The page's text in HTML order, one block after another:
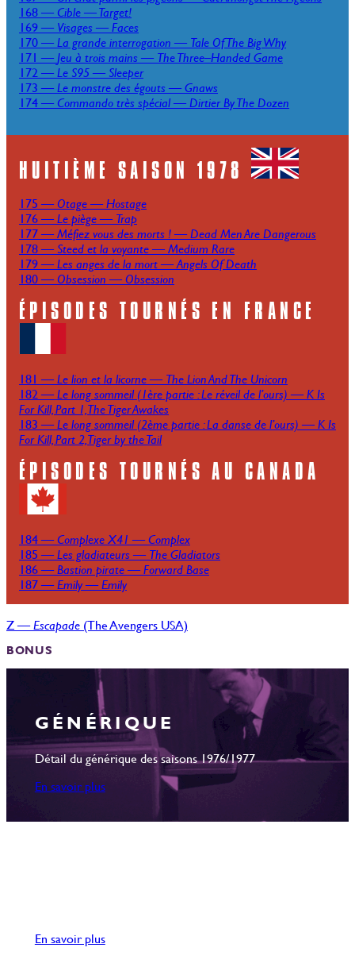
168 —Cible—Target!
169 — Visages —Faces
170 —La grande interrogation — Tale Of The Big Why
171 —Jeu à trois mains — The Three–Handed Game
172 —Le S95— Sleeper
173 —Le monstre des égouts —Gnaws
174 —Commando très spécial—Dirtier By The Dozen
HUITIÈME SAISON 1978
175 —Otage—Hostage
176 —Le piège—Trap
177 —Méfiez vous des morts !—Dead Men Are Dangerous
178 —Steed et la voyante—Medium Rare
179 —Les anges de la mort—Angels Of Death
180 —Obsession—Obsession
ÉPISODES TOURNÉS EN FRANCE
181 —Le lion et la licorne—The Lion And The Unicorn
182 —Le long sommeil (1ère partie : Le réveil de l’ours)—K Is
For Kill, Part 1, The Tiger Awakes
183 —Le long sommeil (2ème partie : La danse de l’ours)—K Is
For Kill, Part 2, Tiger by the Tail
ÉPISODES TOURNÉS AU CANADA
184 —Complexe X41 —Complex
185 —Les gladiateurs—The Gladiators
186 —Bastion pirate—Forward Base
187 —Emily—Emily
Z —Escapade (The Avengers USA)
BONUS
GÉNÉRIQUE
Détail du générique des saisons 1976/1977
En savoir plus
En savoir plus